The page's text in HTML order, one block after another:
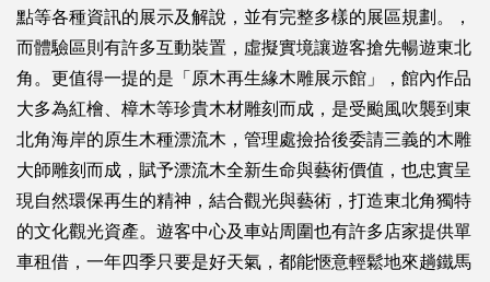
點等各種資訊的展示及解說，並有完整多樣的展區規劃。，
而體驗區則有許多互動裝置，虛擬實境讓遊客搶先暢遊東北
角。更值得一提的是「原木再生緣木雕展示館」，館內作品
大多為紅檜、樟木等珍貴木材雕刻而成，是受颱風吹襲到東
北角海岸的原生木種漂流木，管理處撿拾後委請三義的木雕
大師雕刻而成，賦予漂流木全新生命與藝術價值，也忠實呈
現自然環保再生的精神，結合觀光與藝術，打造東北角獨特
的文化觀光資產。遊客中心及車站周圍也有許多店家提供單
車租借，一年四季只要是好天氣，都能愜意輕鬆地來趟鐵馬